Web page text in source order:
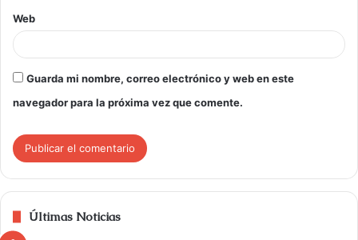
Web
Guarda mi nombre, correo electrónico y web en este
navegador para la próxima vez que comente.
Últimas Noticias